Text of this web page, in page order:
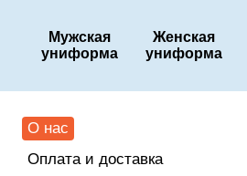
Мужская
униформа
Женская
униформа
О нас
Оплата и доставка